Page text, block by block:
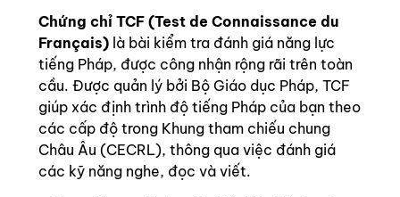
Chứng chỉ TCF (Test de Connaissance du
Français) là bài kiểm tra đánh giá năng lực
tiếng Pháp, được công nhận rộng rãi trên toàn
cầu. Được quản lý bởi Bộ Giáo dục Pháp, TCF
giúp xác định trình độ tiếng Pháp của bạn theo
các cấp độ trong Khung tham chiếu chung
Châu Âu (CECRL), thông qua việc đánh giá
các kỹ năng nghe, đọc và viết.